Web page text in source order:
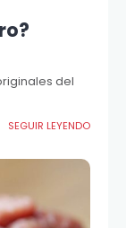
del
SEGUIR LEYENDO